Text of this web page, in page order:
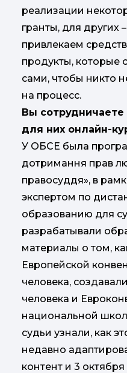
реализации
гранты, для других
привлекаем
продукты, которые
сами, чтобы никто
на процесс.
Вы
для них онлайн-
У ОБСЕ была
дотримання прав
правосуддя», в
экспертом по
образованию для
разрабатывали
материалы о том,
Европейской
человека,
человека и
национальной
судьи узнали, как
недавно
контент и 3 октября